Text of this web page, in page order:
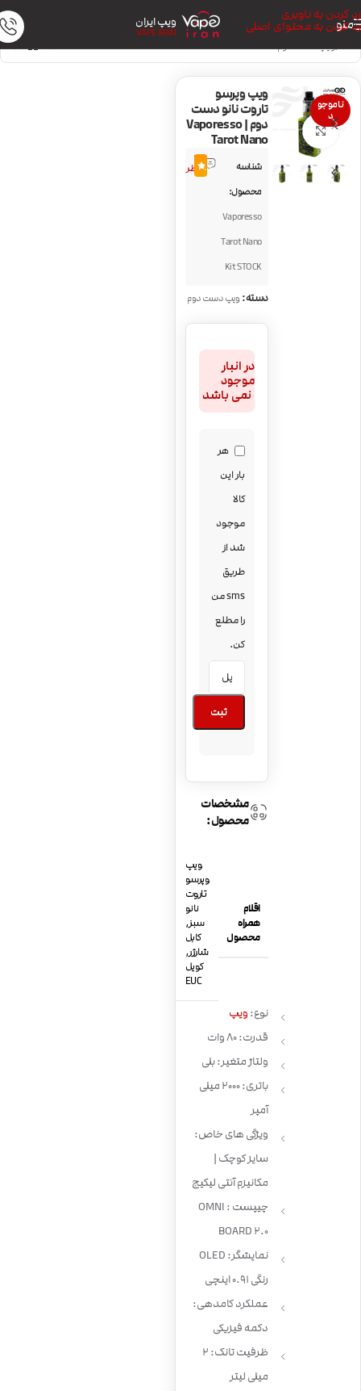
رد کردن به ناوبری
رد کردن به محتوای اصلی
منو ویپ ایران
VAPE IRAN
خانه/ویپ دست دوم
ناموجو
د
بزرگنمایی تصویر
ویپ وپرسو
تاروت نانو دست
دوم | Vaporesso
Tarot Nano
شناسه
محصول:
Vaporesso
Tarot Nano
Kit STOCK
4
نظر3.7
دسته:ویپ دست دوم
در انبار
موجود
نمی باشد
هر
بار این
کالا
موجود
شد از
طریق
sms من
را مطلع
کن.
ثبت
مشخصات
محصول:
اقلام
همراه
محصول
ویپ
وپرسو
تاروت
نانو
سبز,
کابل
شارژر,
کویل
EUC
نوع: ویپ
قدرت: 80 وات
ولتاژ متغیر: بلی
باتری: 2000 میلی
آمپر
ویژگی های خاص:
سایز کوچک |
مکانیزم آنتی لیکیج
چیپست : OMNI
BOARD 2.0
نمایشگر: OLED
رنگی 0.91 اینچی
عملکرد کامدهی:
دکمه فیزیکی
ظرفیت تانک: 2
میلی لیتر